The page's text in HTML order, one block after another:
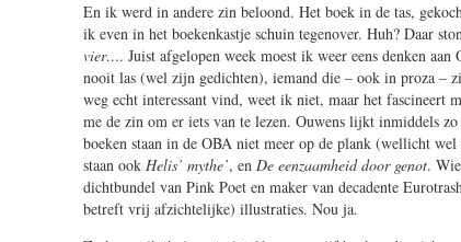
En ik werd in andere zin beloond. Het boek in de tas,
ik even in het boekenkastje schuin tegenover. Huh? Daar
vier…. Juist afgelopen week moest ik weer eens denken
nooit las (wel zijn gedichten), iemand die – ook in proza –
weg echt interessant vind, weet ik niet, maar het fascineert
me de zin om er iets van te lezen. Ouwens lijkt inmiddels
boeken staan in de OBA niet meer op de plank (wellicht
staan ook Helis’ mythe’, en De eenzaamheid door genot.
dichtbundel van Pink Poet en maker van decadente
betreft vrij afzichtelijke) illustraties. Nou ja.